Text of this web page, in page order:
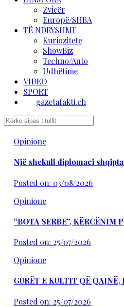
Zvicër
Europë/SHBA
TË NDRYSHME
Kuriozitete
ShowBiz
Techno/Auto
Udhëtime
VIDEO
SPORT
gazetafakti.ch
Opinione
Një shekull diplomaci
Posted on: 03/08/2026
Opinione
“BOTA SERBE”,
Posted on: 25/07/2026
Opinione
GURËT E KULTIT QË
Posted on: 25/07/2026